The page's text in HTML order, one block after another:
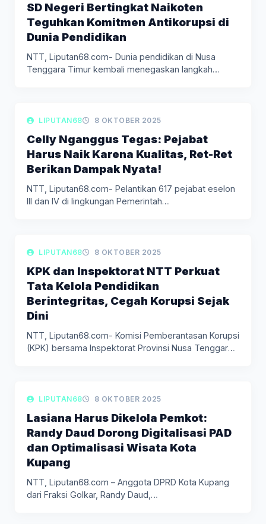
SD Negeri Bertingkat Naikoten
Teguhkan Komitmen Antikorupsi di
Dunia Pendidikan
NTT, Liputan68.com- Dunia pendidikan di Nusa
Tenggara Timur kembali menegaskan langkah
LIPUTAN DAERAH
LIPUTAN68 8 OKTOBER 2025
Celly Nganggus Tegas: Pejabat
Harus Naik Karena Kualitas, Ret-Ret
Berikan Dampak Nyata!
NTT, Liputan68.com- Pelantikan 617 pejabat eselon
III dan IV di lingkungan Pemerintah…
LIPUTAN DAERAH
LIPUTAN68 8 OKTOBER 2025
KPK dan Inspektorat NTT Perkuat
Tata Kelola Pendidikan
Berintegritas, Cegah Korupsi Sejak
Dini
NTT, Liputan68.com- Komisi Pemberantasan Korupsi
(KPK) bersama Inspektorat Provinsi Nusa Tenggara
LIPUTAN DAERAH
LIPUTAN68 8 OKTOBER 2025
Lasiana Harus Dikelola Pemkot:
Randy Daud Dorong Digitalisasi PAD
dan Optimalisasi Wisata Kota
Kupang
NTT, Liputan68.com – Anggota DPRD Kota Kupang
dari Fraksi Golkar, Randy Daud,…